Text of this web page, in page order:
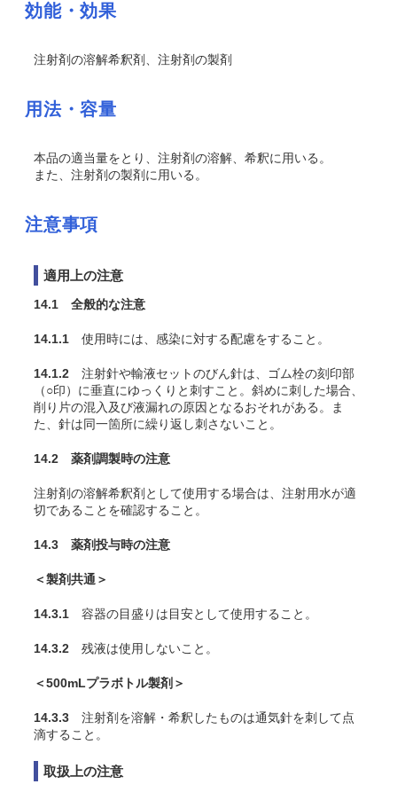
効能・効果
注射剤の溶解希釈剤、注射剤の製剤
用法・容量
本品の適当量をとり、注射剤の溶解、希釈に用いる。
また、注射剤の製剤に用いる。
注意事項
適用上の注意
14.1 全般的な注意
14.1.1 使用時には、感染に対する配慮をすること。
14.1.2 注射針や輸液セットのびん針は、ゴム栓の刻印部
（○印）に垂直にゆっくりと刺すこと。斜めに刺した場合、
削り片の混入及び液漏れの原因となるおそれがある。ま
た、針は同一箇所に繰り返し刺さないこと。
14.2 薬剤調製時の注意
注射剤の溶解希釈剤として使用する場合は、注射用水が適
切であることを確認すること。
14.3 薬剤投与時の注意
＜製剤共通＞
14.3.1 容器の目盛りは目安として使用すること。
14.3.2 残液は使用しないこと。
＜500mLプラボトル製剤＞
14.3.3 注射剤を溶解・希釈したものは通気針を刺して点
滴すること。
取扱上の注意